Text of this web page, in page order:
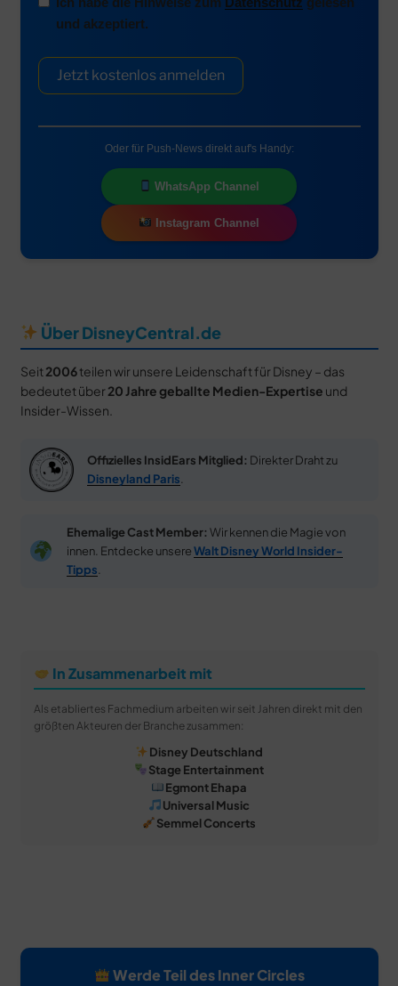
und akzeptiert.
Jetzt kostenlos anmelden
Oder für Push-News direkt auf's Handy:
WhatsApp Channel
Instagram Channel
Über DisneyCentral.de
Seit 2006teilen wir unsere Leidenschaft für Disney – das
bedeutet über 20 Jahre geballte Medien-Expertise und
Insider-Wissen.
Offizielles InsidEars Mitglied: Direkter Draht zu
Disneyland Paris
Ehemalige Cast Member: Wir kennen die Magie von
innen. Entdecke unsereWalt Disney World Insider-
Tipps
In Zusammenarbeit mit
Als etabliertes Fachmedium arbeiten wir seit Jahren direkt mit den
größten Akteuren der Branche zusammen:
Disney Deutschland
Stage Entertainment
Egmont Ehapa
Universal Music
Semmel Concerts
Werde Teil des Inner Circles